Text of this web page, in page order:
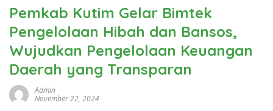
Pemkab Kutim Gelar Bimtek
Pengelolaan Hibah dan Bansos,
Wujudkan Pengelolaan Keuangan
Daerah yang Transparan
Admin
November 22, 2024